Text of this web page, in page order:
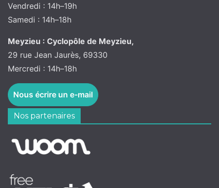
Vendredi : 14h–19h
Samedi : 14h–18h
Meyzieu : Cyclopôle de Meyzieu,
29 rue Jean Jaurès, 69330
Mercredi : 14h–18h
Nous écrire un e-mail
Nos partenaires